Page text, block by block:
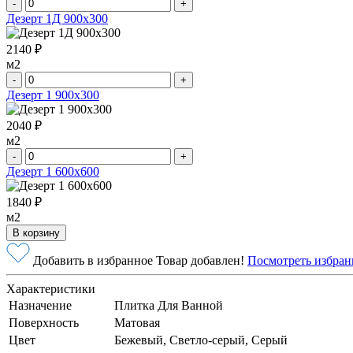
- +
Дезерт 1Д 900х300
2140 ₽
м2
- +
Дезерт 1 900х300
2040 ₽
м2
- +
Дезерт 1 600х600
1840 ₽
м2
В корзину
Добавить в избранное Товар добавлен! Посмотреть
Характеристики
Назначение
Плитка Для Ванной
Поверхность
Матовая
Цвет
Бежевый, Светло-серый, Серый